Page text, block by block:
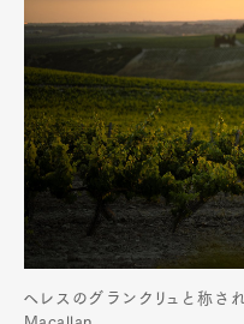
ヘレスのグランクリュと称